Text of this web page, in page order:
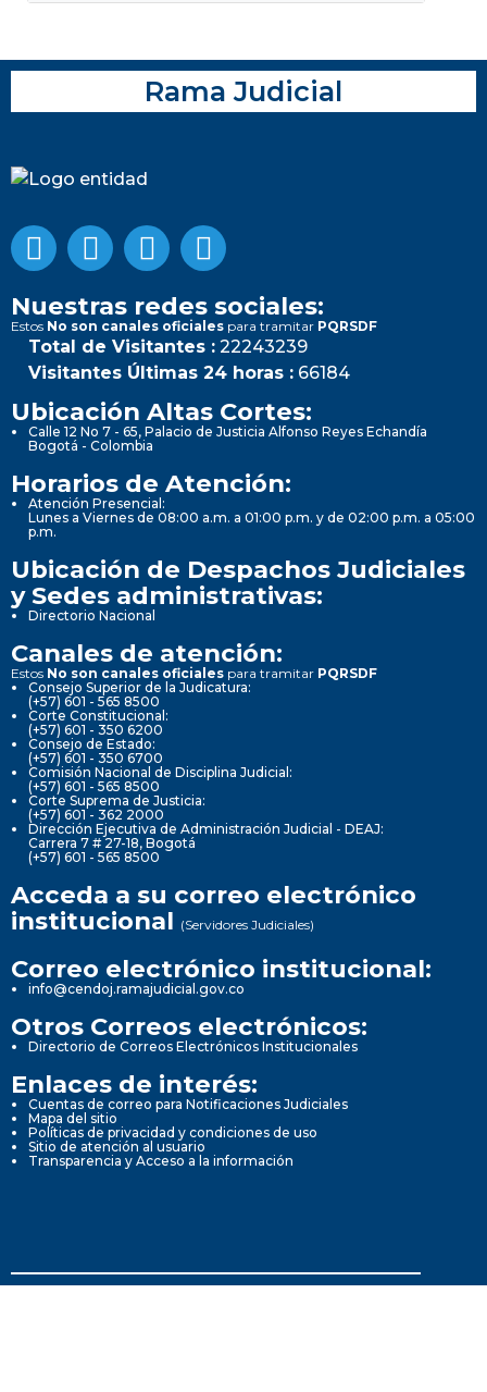
Rama Judicial
Nuestras redes sociales:
Estos No son canales oficiales para tramitar PQRSDF
Total de Visitantes : 22243239
Visitantes Últimas 24 horas : 66184
Ubicación Altas Cortes:
Calle 12 No 7 - 65, Palacio de Justicia Alfonso Reyes Echandía
Bogotá - Colombia
Horarios de Atención:
Atención Presencial:
Lunes a Viernes de 08:00 a.m. a 01:00 p.m. y de 02:00 p.m. a 05:00
p.m.
Ubicación de Despachos Judiciales
y Sedes administrativas:
Directorio Nacional
Canales de atención:
Estos No son canales oficiales para tramitar PQRSDF
Consejo Superior de la Judicatura:
(+57) 601 - 565 8500
Corte Constitucional:
(+57) 601 - 350 6200
Consejo de Estado:
(+57) 601 - 350 6700
Comisión Nacional de Disciplina Judicial:
(+57) 601 - 565 8500
Corte Suprema de Justicia:
(+57) 601 - 362 2000
Dirección Ejecutiva de Administración Judicial - DEAJ:
Carrera 7 # 27-18, Bogotá
(+57) 601 - 565 8500
Acceda a su correo electrónico
institucional (Servidores Judiciales)
Correo electrónico institucional:
info@cendoj.ramajudicial.gov.co
Otros Correos electrónicos:
Directorio de Correos Electrónicos Institucionales
Enlaces de interés:
Cuentas de correo para Notificaciones Judiciales
Mapa del sitio
Políticas de privacidad y condiciones de uso
Sitio de atención al usuario
Transparencia y Acceso a la información